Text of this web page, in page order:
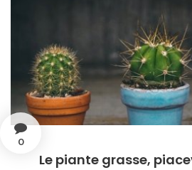
0
Le piante grasse,